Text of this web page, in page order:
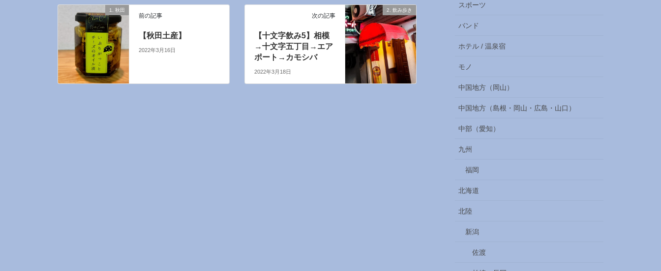
1. 秋田
前の記事
【秋田土産】
2022年3月16日
2. 飲み歩き
次の記事
【十文字飲み5】相模
→十文字五丁目→エア
ポート→カモシバ
2022年3月18日
スポーツ
バンド
ホテル / 温泉宿
モノ
中国地方（岡山）
中国地方（島根・岡山・広島・山口）
中部（愛知）
九州
福岡
北海道
北陸
新潟
佐渡